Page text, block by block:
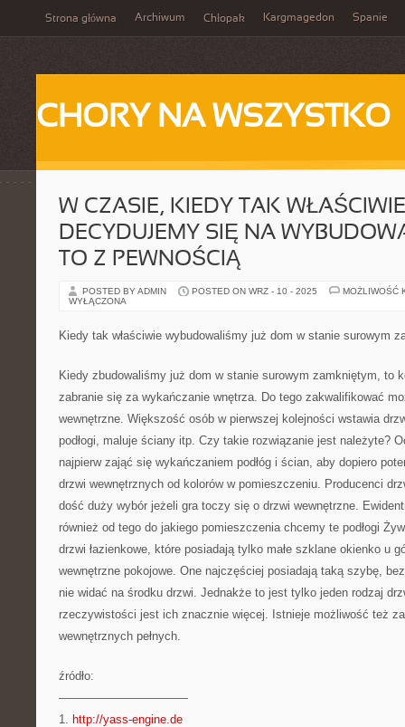
Strona główna Archiwum Chłopak Kargmagedon Spanie
CHORY NA WSZYSTKO
W CZASIE, KIEDY TAK
DECYDUJEMY SIĘ NA
TO Z PEWNOŚCIĄ
POSTED BY ADMIN POSTED ON WRZ - 10 - 2025
MOŻLIWOŚĆ
WYŁĄCZONA
Kiedy tak właściwie wybudowaliśmy już dom w stanie surowym
Kiedy zbudowaliśmy już dom w stanie surowym zamkniętym, to
zabranie się za wykańczanie wnętrza. Do tego zakwalifikować
wewnętrzne. Większość osób w pierwszej kolejności wstawia
podłogi, maluje ściany itp. Czy takie rozwiązanie jest należyte?
najpierw zająć się wykańczaniem podłóg i ścian, aby dopiero
drzwi wewnętrznych od kolorów w pomieszczeniu. Producenci
dość duży wybór jeżeli gra toczy się o drzwi wewnętrzne.
również od tego do jakiego pomieszczenia chcemy te podłogi
drzwi łazienkowe, które posiadają tylko małe szklane okienko u
wewnętrzne pokojowe. One najczęściej posiadają taką szybę,
nie widać na środku drzwi. Jednakże to jest tylko jeden rodzaj
rzeczywistości jest ich znacznie więcej. Istnieje możliwość też
wewnętrznych pełnych.
źródło:
———————————
1. http://yass-engine.de